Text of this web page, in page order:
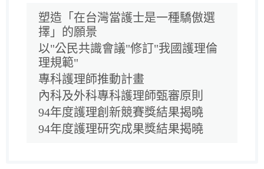
塑造「在台灣當護士是一種驕傲選
擇」的願景
以"公民共識會議"修訂"我國護理倫
理規範"
專科護理師推動計畫
內科及外科專科護理師甄審原則
94年度護理創新競賽獎結果揭曉
94年度護理研究成果獎結果揭曉